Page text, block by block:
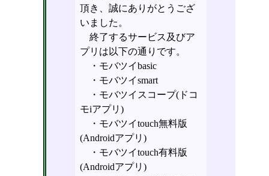
頂き、誠にありがとうござ
いました。
終了するサービス及びア
プリは以下の通りです。
・モバツイbasic
・モバツイsmart
・モバツイスコープ(ドコ
モiアプリ)
・モバツイtouch無料版
(Androidアプリ)
・モバツイtouch有料版
(Androidアプリ)